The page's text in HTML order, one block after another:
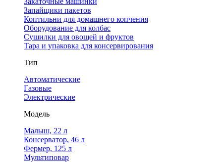
Запайщики пакетов
Коптильни для домашнего копчения
Оборудование для колбас
Сушилки для овощей и фруктов
Тара и упаковка для консервирования
Тип
Автоматические
Газовые
Электрические
Модель
Малыш, 22 л
Консерватор, 46 л
Фермер, 125 л
Мультиповар